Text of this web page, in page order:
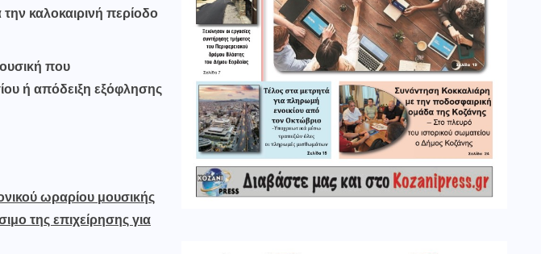
καλοκαιρινή περίοδο
που
ή απόδειξη εξόφλησης
ωραρίου μουσικής
της επιχείρησης για